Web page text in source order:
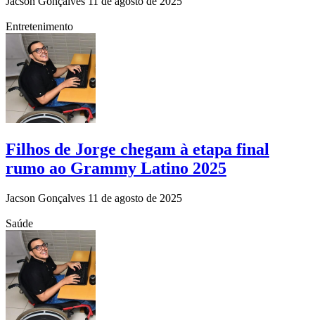
Entretenimento
Filhos de Jorge chegam à etapa final
rumo ao Grammy Latino 2025
Jacson Gonçalves 11 de agosto de 2025
Saúde